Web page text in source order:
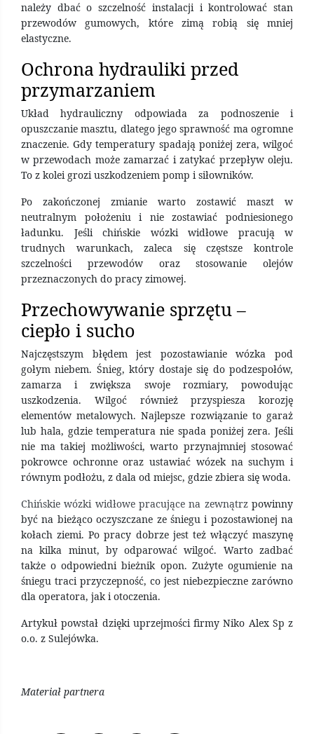
należy dbać o szczelność instalacji i kontrolować stan
przewodów gumowych, które zimą robią się mniej
elastyczne.
Ochrona hydrauliki przed
przymarzaniem
Układ hydrauliczny odpowiada za podnoszenie i
opuszczanie masztu, dlatego jego sprawność ma ogromne
znaczenie. Gdy temperatury spadają poniżej zera, wilgoć
w przewodach może zamarzać i zatykać przepływ oleju.
To z kolei grozi uszkodzeniem pomp i siłowników.
Po zakończonej zmianie warto zostawić maszt w
neutralnym położeniu i nie zostawiać podniesionego
ładunku. Jeśli chińskie wózki widłowe pracują w
trudnych warunkach, zaleca się częstsze kontrole
szczelności przewodów oraz stosowanie olejów
przeznaczonych do pracy zimowej.
Przechowywanie sprzętu –
ciepło i sucho
Najczęstszym błędem jest pozostawianie wózka pod
gołym niebem. Śnieg, który dostaje się do podzespołów,
zamarza i zwiększa swoje rozmiary, powodując
uszkodzenia. Wilgoć również przyspiesza korozję
elementów metalowych. Najlepsze rozwiązanie to garaż
lub hala, gdzie temperatura nie spada poniżej zera. Jeśli
nie ma takiej możliwości, warto przynajmniej stosować
pokrowce ochronne oraz ustawiać wózek na suchym i
równym podłożu, z dala od miejsc, gdzie zbiera się woda.
Chińskie wózki widłowe pracujące na zewnątrzpowinny
być na bieżąco oczyszczane ze śniegu i pozostawionej na
kołach ziemi. Po pracy dobrze jest też włączyć maszynę
na kilka minut, by odparować wilgoć. Warto zadbać
także o odpowiedni bieżnik opon. Zużyte ogumienie na
śniegu traci przyczepność, co jest niebezpieczne zarówno
dla operatora, jak i otoczenia.
Artykuł powstał dzięki uprzejmości firmy Niko Alex Sp z
o.o. z Sulejówka.
Materiał partnera